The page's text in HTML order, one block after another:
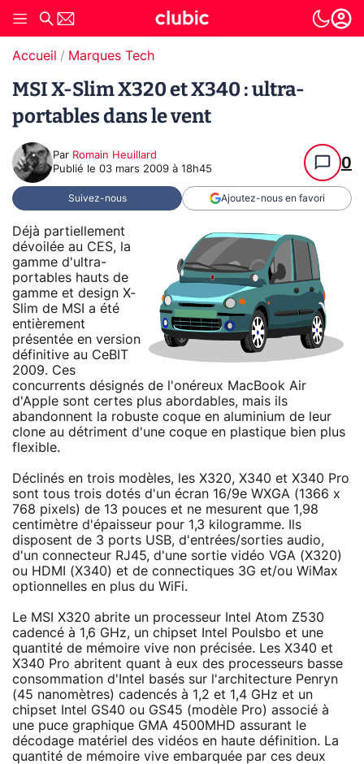
Accueil Marques Tech
MSI X-Slim X320 et X340 : ultra-
portables dans le vent
Par Romain Heuillard
Publié le 03 mars 2009 à 18h45 0
Suivez-nous Ajoutez-nous en favori
Déjà partiellement
dévoilée au CES, la
gamme d'ultra-
portables hauts de
gamme et design X-
Slim de MSI a été
entièrement
présentée en version
définitive au CeBIT
2009. Ces
concurrents désignés de l'onéreux MacBook Air
d'Apple sont certes plus abordables, mais ils
abandonnent la robuste coque en aluminium de leur
clone au détriment d'une coque en plastique bien plus
flexible.
Déclinés en trois modèles, les X320, X340 et X340 Pro
sont tous trois dotés d'un écran 16/9e WXGA (1366 x
768 pixels) de 13 pouces et ne mesurent que 1,98
centimètre d'épaisseur pour 1,3 kilogramme. Ils
disposent de 3 ports USB, d'entrées/sorties audio,
d'un connecteur RJ45, d'une sortie vidéo VGA (X320)
ou HDMI (X340) et de connectiques 3G et/ou WiMax
optionnelles en plus du WiFi.
Le MSI X320 abrite un processeur Intel Atom Z530
cadencé à 1,6 GHz, un chipset Intel Poulsbo et une
quantité de mémoire vive non précisée. Les X340 et
X340 Pro abritent quant à eux des processeurs basse
consommation d'Intel basés sur l'architecture Penryn
(45 nanomètres) cadencés à 1,2 et 1,4 GHz et un
chipset Intel GS40 ou GS45 (modèle Pro) associé à
une puce graphique GMA 4500MHD assurant le
décodage matériel des vidéos en haute définition. La
quantité de mémoire vive embarquée par ces deux